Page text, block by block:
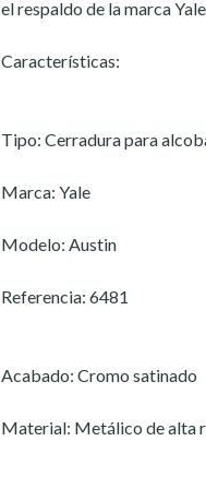
el respaldo de la marca
Características:
Tipo: Cerradura para
Marca: Yale
Modelo: Austin
Referencia: 6481
Acabado: Cromo satinado
Material: Metálico de alta